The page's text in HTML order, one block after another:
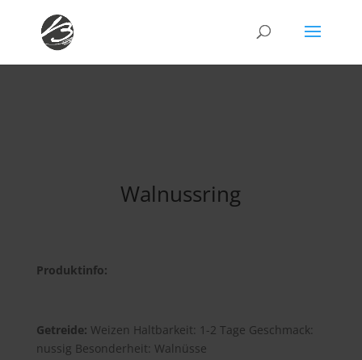
Walnussring
Produktinfo:
Getreide: Weizen Haltbarkeit: 1-2 Tage Geschmack:
nussig Besonderheit: Walnüsse